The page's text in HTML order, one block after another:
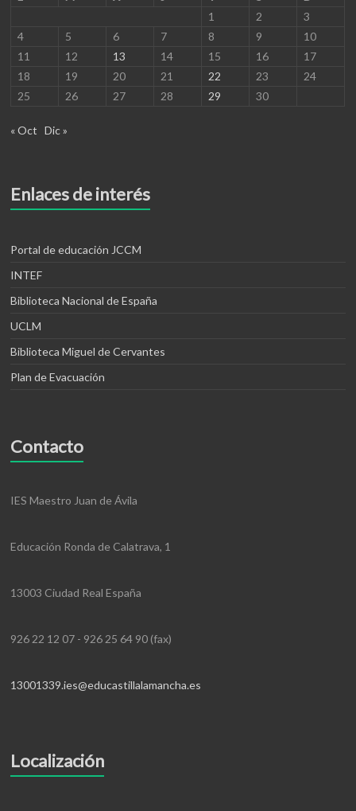
1
2
3
4
5 6 7 8 9
10
11
12 13 14 15 16
17
18
19 20 21 22 23
24
25
26 27 28 29 30
« Oct Dic »
Enlaces de interés
Portal de educación JCCM
INTEF
Biblioteca Nacional de España
UCLM
Biblioteca Miguel de Cervantes
Plan de Evacuación
Contacto
IES Maestro Juan de Ávila
Educación Ronda de Calatrava, 1
13003 Ciudad Real España
926 22 12 07 - 926 25 64 90 (fax)
13001339.ies@educastillalamancha.es
Localización